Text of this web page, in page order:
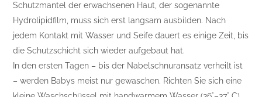
Schutzmantel der erwachsenen Haut, der sogenannte
Hydrolipidfilm, muss sich erst langsam ausbilden. Nach
jedem Kontakt mit Wasser und Seife dauert es einige Zeit, bis
die Schutzschicht sich wieder aufgebaut hat.
In den ersten Tagen – bis der Nabelschnuransatz verheilt ist
– werden Babys meist nur gewaschen. Richten Sie sich eine